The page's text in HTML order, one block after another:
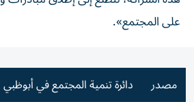
على المجتمع».
مصدر دائرة تنمية المجتمع في أبوظبي